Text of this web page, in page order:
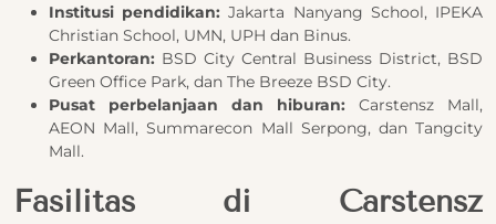
Institusi pendidikan: Jakarta Nanyang School, IPEKA
Christian School, UMN, UPH dan Binus.
Perkantoran: BSD City Central Business District, BSD
Green Office Park, dan The Breeze BSD City.
Pusat perbelanjaan dan hiburan: Carstensz Mall,
AEON Mall, Summarecon Mall Serpong, dan Tangcity
Mall.
Fasilitas di Carstensz